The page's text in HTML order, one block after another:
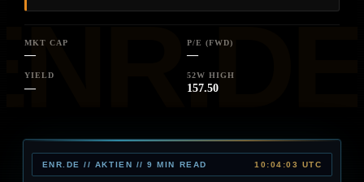
MKT CAP
—
P/E (FWD)
—
YIELD
—
52W HIGH
157.50
ENR.DE // AKTIEN // 9 MIN READ 10:04:03 UTC